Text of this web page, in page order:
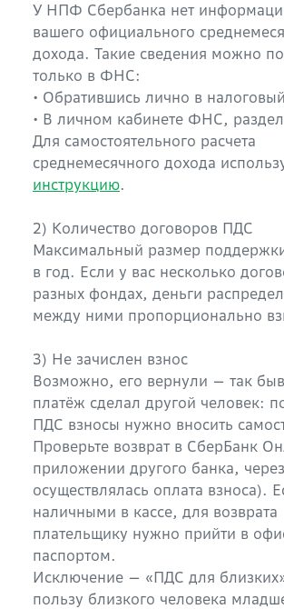
У НПФ Сбербанка нет
вашего официального
дохода. Такие сведения можно
только в ФНС:
• Обратившись лично в
• В личном кабинете ФНС,
Для самостоятельного расчета
среднемесячного дохода
инструкцию.
2) Количество договоров ПДС
Максимальный размер
в год. Если у вас несколько
разных фондах, деньги
между ними пропорционально
3) Не зачислен взнос
Возможно, его вернули — так
платёж сделал другой человек:
ПДС взносы нужно вносить
Проверьте возврат в СберБанк
приложении другого банка,
осуществлялась оплата взноса).
наличными в кассе, для возврата
плательщику нужно прийти в
паспортом.
Исключение — «ПДС для
пользу близкого человека